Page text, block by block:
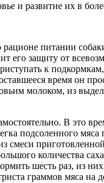
и развитие их в
рационе питании
его защиту от
к
время он
молоком, из
В это
подсоленного
смеси
количества
шесть раз, из
граммов мяса на